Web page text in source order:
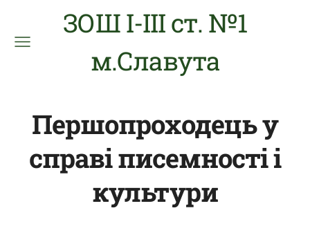
ЗОШ І-ІІІ ст. №1
м.Славута
Першопроходець у
справі писемності і
культури